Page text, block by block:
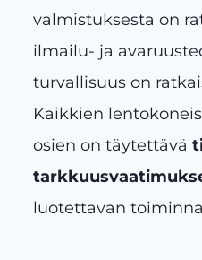
valmistuksesta on
ilmailu- ja
turvallisuus on
Kaikkien
osien on täytettävä
luotettavan